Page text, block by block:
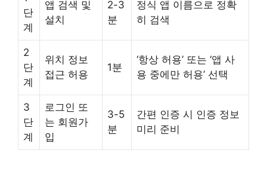
단
계
앱 검색 및
설치
2-3
분
정식 앱 이름으로 정확
히 검색
2
단
계
위치 정보
접근 허용
1분
‘항상 허용’ 또는 ‘앱 사
용 중에만 허용’ 선택
3
단
계
로그인 또
는 회원가
입
3-5
분
간편 인증 시 인증 정보
미리 준비